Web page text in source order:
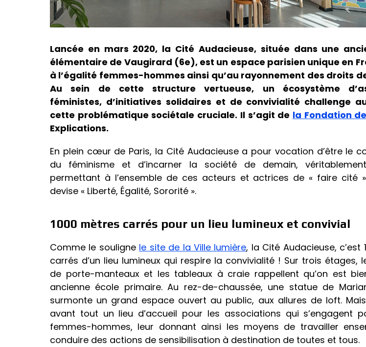
Lancée en mars 2020, la Cité Audacieuse, située dans une
élémentaire de Vaugirard (6e), est un espace parisien unique en
à l’égalité femmes-hommes ainsi qu’au rayonnement des droits
Au sein de cette structure vertueuse, un écosystème
féministes, d’initiatives solidaires et de convivialité challenge
cette problématique sociétale cruciale. Il s’agit de la Fondation
Explications.
En plein cœur de Paris, la Cité Audacieuse a pour vocation d’être le
du féminisme et d’incarner la société de demain,
permettant à l’ensemble de ces acteurs et actrices de « faire cité
devise « Liberté, Égalité, Sororité ».
1000 mètres carrés pour un lieu lumineux et convivial
Comme le souligne le site de la Ville lumière, la Cité Audacieuse, c’est
carrés d’un lieu lumineux qui respire la convivialité ! Sur trois étages,
de porte-manteaux et les tableaux à craie rappellent qu’on est
ancienne école primaire. Au rez-de-chaussée, une statue de
surmonte un grand espace ouvert au public, aux allures de loft.
avant tout un lieu d’accueil pour les associations qui s’engagent
femmes-hommes, leur donnant ainsi les moyens de travailler
conduire des actions de sensibilisation à destination de toutes et tous.